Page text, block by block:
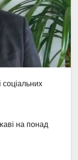
на понад